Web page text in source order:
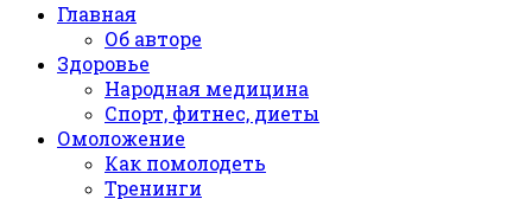
Главная
Об авторе
Здоровье
Народная медицина
Спорт, фитнес, диеты
Омоложение
Как помолодеть
Тренинги